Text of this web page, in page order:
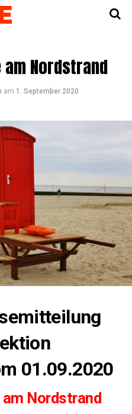
Nordstrand
am 1. September 2020
01.09.2020
Nordstrand